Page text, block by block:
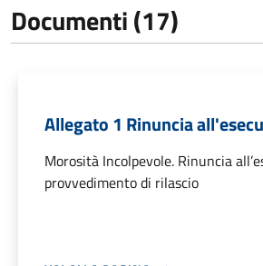
Documenti (17)
Allegato 1 Rinuncia
Morosità Incolpevole. Rinuncia
provvedimento di rilascio